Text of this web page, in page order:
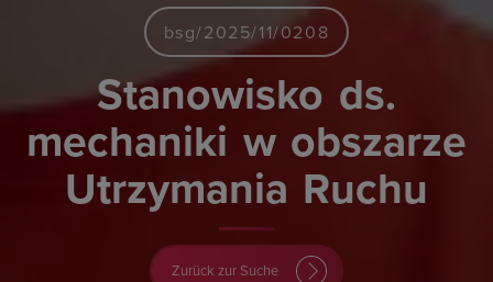
bsg/2025/11/0208
Stanowisko ds.
mechaniki w obszarze
Utrzymania Ruchu
Zurück zur Suche